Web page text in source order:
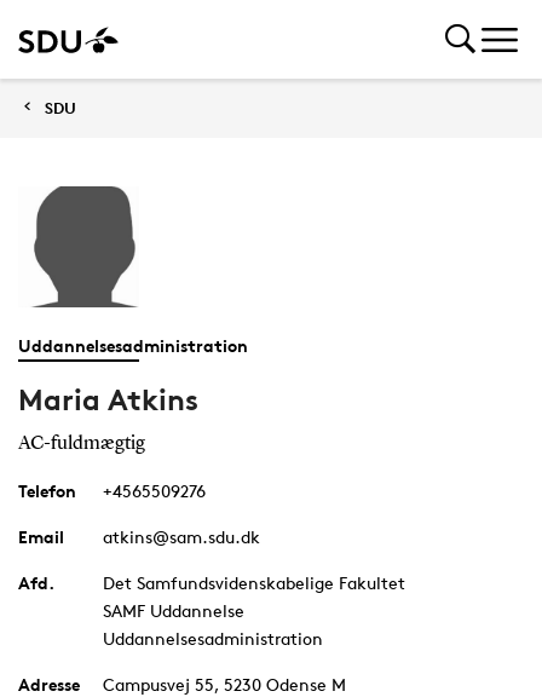
SDU
Uddannelsesadministration
Maria Atkins
AC-fuldmægtig
Telefon +4565509276
Email atkins@sam.sdu.dk
Afd.
Det Samfundsvidenskabelige Fakultet
SAMF Uddannelse
Uddannelsesadministration
Adresse Campusvej 55, 5230 Odense M